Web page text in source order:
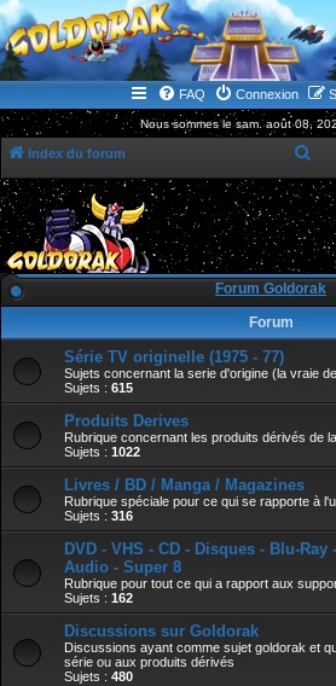
WWW.GOLDORAKGO.COM
le site de la Lune Rouge
FAQ Connexion
Nous sommes le sam. août 08,
Index du forum
e
c
h
r
Forum Goldorak
Forum
Série TV originelle (1975 - 77)
Sujets concernant la serie d'origine (la vraie
Sujets : 615
Produits Derives
Rubrique concernant les produits dérivés de
Sujets : 1022
Livres / BD / Manga / Magazines
Rubrique spéciale pour ce qui se rapporte à
Sujets : 316
DVD - VHS - CD - Disques - Blu-
Audio - Super 8
Rubrique pour tout ce qui a rapport aux
Sujets : 162
Discussions sur Goldorak
Discussions ayant comme sujet goldorak et
série ou aux produits dérivés
Sujets : 480